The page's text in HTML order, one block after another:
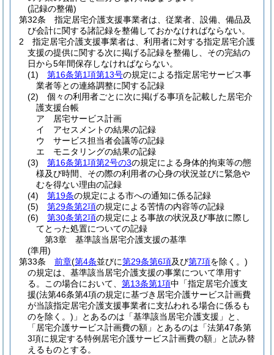
(記録の整備)
第32条
指定居宅介護支援事業者は、従業者、設備、備品及
び会計に関する諸記録を整備しておかなければならない。
2
指定居宅介護支援事業者は、利用者に対する指定居宅介護
支援の提供に関する次に掲げる記録を整備し、その完結の
日から5年間保存しなければならない。
(1)
第16条第1項第13号の規定による指定居宅サービス事
業者等との連絡調整に関する記録
(2)
個々の利用者ごとに次に掲げる事項を記載した居宅介
護支援台帳
ア
居宅サービス計画
イ
アセスメントの結果の記録
ウ
サービス担当者会議等の記録
エ
モニタリングの結果の記録
(3)
第16条第1項第2号の3の規定による身体的拘束等の態
様及び時間、その際の利用者の心身の状況並びに緊急や
むを得ない理由の記録
(4)
第19条の規定による市への通知に係る記録
(5)
第29条第2項の規定による苦情の内容等の記録
(6)
第30条第2項の規定による事故の状況及び事故に際し
てとった処置についての記録
第3章
基準該当居宅介護支援の基準
(準用)
第33条
前章(第4条並びに第29条第6項及び第7項を除く。)
の規定は、基準該当居宅介護支援の事業について準用す
る。
この場合において、 第13条第1項中「指定居宅介護支
援(法第46条第4項の規定に基づき居宅介護サービス計画費
が当該指定居宅介護支援事業者に支払われる場合に係るも
のを除く。) 」とあるのは「基準該当居宅介護支援」と、
「居宅介護サービス計画費の額」とあるのは「法第47条第
3項に規定する特例居宅介護サービス計画費の額」と読み替
えるものとする。